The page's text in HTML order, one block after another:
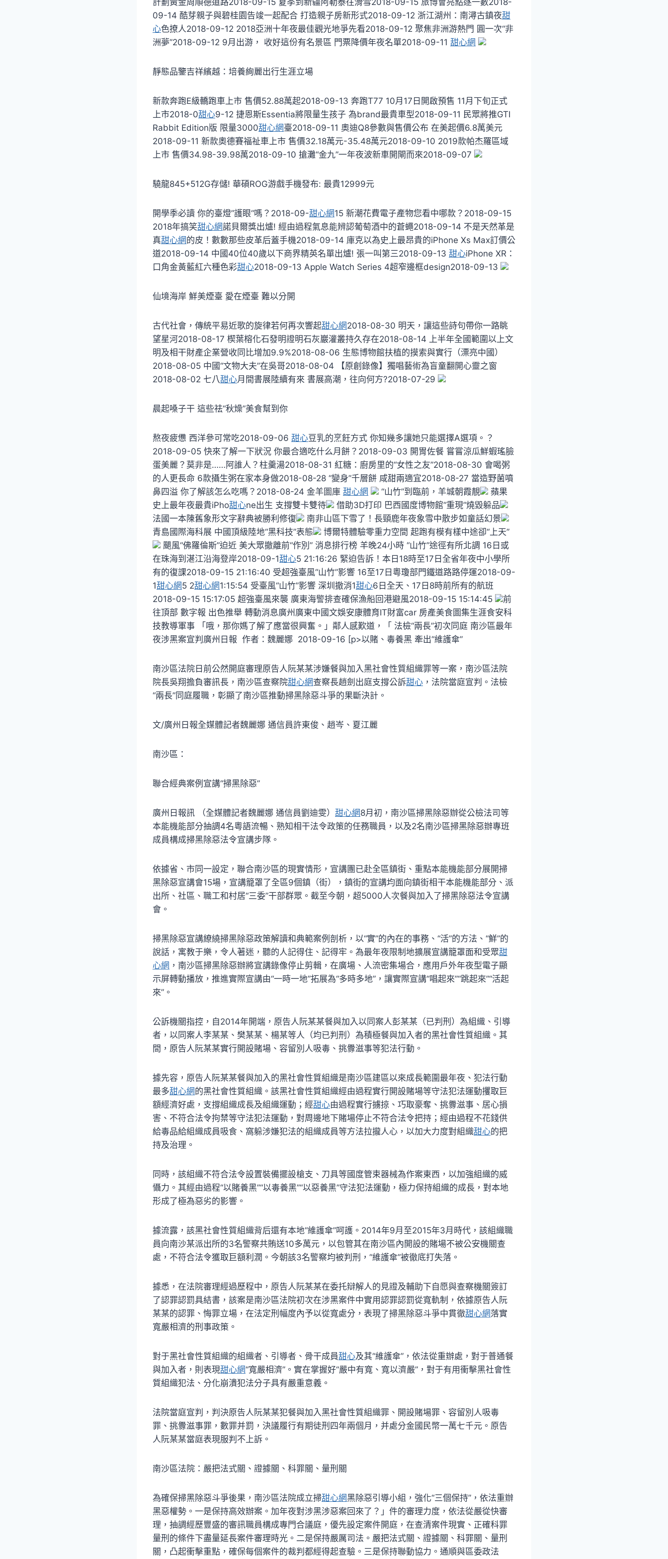
09-14 酷芽親子與碧桂園告竣一起配合 打造親子房新形式2018-09-12 浙江湖州：南潯古鎮夜甜
心色撩人2018-09-12 2018亞洲十年夜最佳觀光地爭先看2018-09-12 聚焦非洲游熱門 圓一次“非
洲夢”2018-09-12 9月出游， 收好這份有名景區 門票降價年夜名單2018-09-11 甜心網
靜態品鑒吉祥繽越：培養絢麗出行生涯立場
新款奔跑E級轎跑車上市 售價52.88萬起2018-09-13 奔跑T77 10月17日開啟預售 11月下旬正式
上市2018-0甜心9-12 捷恩斯Essentia將限量生孩子 為brand最貴車型2018-09-11 民眾將推GTI
Rabbit Edition版 限量3000甜心網臺2018-09-11 奧迪Q8參數與售價公布 在美起價6.8萬美元
2018-09-11 新款奧德賽福祉車上市 售價32.18萬元-35.48萬元2018-09-10 2019款帕杰羅區域
上市 售價34.98-39.98萬2018-09-10 搶灘“金九”一年夜波新車開閘而來2018-09-07
驍龍845+512G存儲! 華碩ROG游戲手機發布: 最貴12999元
開學季必讀 你的臺燈”護眼“嗎？2018-09-甜心網15 新潮花費電子產物您看中哪款？2018-09-15
2018年搞笑甜心網諾貝爾獎出爐! 經由過程氣息能辨認葡萄酒中的蒼蠅2018-09-14 不是天然革是
真甜心網的皮！數數那些皮革后蓋手機2018-09-14 庫克以為史上最昂貴的iPhone Xs Max訂價公
道2018-09-14 中國40位40歲以下商界精英名單出爐! 張一叫第三2018-09-13 甜心iPhone XR：
口角金黃藍紅六種色彩甜心2018-09-13 Apple Watch Series 4超窄邊框design2018-09-13
仙境海岸 鮮美煙臺 愛在煙臺 難以分開
古代社會，傳統平易近歌的旋律若何再次響起甜心網2018-08-30 明天，讓這些詩句帶你一路眺
望星河2018-08-17 楔葉榕化石發明證明石灰巖灌叢持久存在2018-08-14 上半年全國範圍以上文
明及相干財產企業營收同比增加9.9%2018-08-06 生態博物館扶植的摸索與實行（漂亮中國）
2018-08-05 中國“文物大夫”在吳哥2018-08-04 【原創錄像】獨唱藝術為盲童翻開心靈之窗
2018-08-02 七八甜心月間書展陸續有來 書展高潮，往向何方?2018-07-29
晨起嗓子干 這些祛“秋燥”美食幫到你
熬夜疲憊 西洋參可常吃2018-09-06 甜心豆乳的烹飪方式 你知幾多讓她只能選擇A選項。？
2018-09-05 快來了解一下狀況 你最合適吃什么月餅？2018-09-03 開胃佐餐 嘗嘗涼瓜鮮蝦瑤臉
蛋美麗？莫非是……阿誰人？柱羹湯2018-08-31 紅糖：廚房里的“女性之友”2018-08-30 會喝粥
的人更長命 6款攝生粥在家本身做2018-08-28 “變身”千層餅 咸甜兩適宜2018-08-27 當造野菌噴
鼻四溢 你了解該怎么吃嗎？2018-08-24 金羊圖庫 甜心網 “山竹”到臨前，羊城朝霞靚
蘋果
史上最年夜最貴iPho甜心ne出生 支撐雙卡雙待
借助3D打印 巴西國度博物館“重現”燒毀躲品
法國一本陳舊象形文字辭典被勝利修復
南非山區下雪了！長頸鹿年夜象雪中散步如童話幻景
青島國際海科展 中國頂級陸地“黑科技”表態
博爾特體驗零重力空間 起跑有模有樣中途卻“上天”
颶風“佛羅倫斯”迫近 美大眾撤離前“作別” 消息排行榜 羊晚24小時 “山竹”途徑有所北調 16日或
在珠海到湛江沿海登岸2018-09-1甜心5 21:16:26 緊迫告訴！本日18時至17日全省年夜中小學所
有的復課2018-09-15 21:16:40 受超強臺風“山竹”影響 16至17日粵瓊部門鐵道路路停運2018-09-
1甜心網5 2甜心網1:15:54 受臺風“山竹”影響 深圳撤消1甜心6日全天、17日8時前所有的航班
2018-09-15 15:17:05 超強臺風來襲 廣東海警排查確保漁船回港避風2018-09-15 15:14:45
前
往頂部 數字報 出色推舉 轉動消息廣州廣東中國文娛安康體育IT財富car 房產美食圖集生涯食安科
技教導軍事 「哦，那你媽了解了應當很興奮。」鄰人感歎道，「 法檢“兩長”初次同庭 南沙區最年
夜涉黑案宣判廣州日報 作者：魏麗娜 2018-09-16 [p>以賭、毒養黑 牽出“維護傘”
南沙區法院日前公然開庭審理原告人阮某某涉嫌餐與加入黑社會性質組織罪等一案，南沙區法院
院長吳翔擔負審訊長，南沙區查察院甜心網查察長趙劍出庭支撐公訴甜心 ，法院當庭宣判。法檢
“兩長”同庭履職，彰顯了南沙區推動掃黑除惡斗爭的果斷決計。
文/廣州日報全媒體記者魏麗娜 通信員許東俊、趙岑、夏江麗
南沙區：
聯合經典案例宣講“掃黑除惡”
廣州日報訊 （全媒體記者魏麗娜 通信員劉迪雯） 甜心網8月初，南沙區掃黑除惡辦從公檢法司等
本能機能部分抽調4名粵語流暢、熟知相干法令政策的任務職員，以及2名南沙區掃黑除惡辦專班
成員構成掃黑除惡法令宣講步隊。
依據省、市同一設定，聯合南沙區的現實情形，宣講團已赴全區鎮街、重點本能機能部分展開掃
黑除惡宣講會15場，宣講籠罩了全區9個鎮（街），鎮街的宣講均面向鎮街相干本能機能部分、派
出所、社區、職工和村居“三委”干部群眾。截至今朝，超5000人次餐與加入了掃黑除惡法令宣講
會。
掃黑除惡宣講繚繞掃黑除惡政策解讀和典範案例剖析，以“實”的內在的事務、“活”的方法、“鮮”的
說話，寓教于樂，令人著迷，聽的人記得住、記得牢。為最年夜限制地擴展宣講籠罩面和受眾甜
心網 ，南沙區掃黑除惡辦將宣講錄像停止剪輯，在廣場、人流密集場合，應用戶外年夜型電子顯
示屏轉動播放，推進實際宣講由“一時一地”拓展為“多時多地”，讓實際宣講“唱起來”“跳起來”“活起
來”。
公訴機關指控，自2014年開端，原告人阮某某餐與加入以同案人彭某某（已判刑）為組織、引導
者，以同案人李某某、樊某某、楊某等人（均已判刑）為積極餐與加入者的黑社會性質組織。其
間，原告人阮某某實行開設賭場、容留別人吸毒、挑釁滋事等犯法行動。
據先容，原告人阮某某餐與加入的黑社會性質組織是南沙區建區以來成長範圍最年夜、犯法行動
最多甜心網的黑社會性質組織。該黑社會性質組織經由過程實行開設賭場等守法犯法運動攫取巨
額經濟好處，支撐組織成長及組織運動；經甜心由過程實行擄掠、巧取豪奪、挑釁滋事、居心損
害、不符合法令拘禁等守法犯法運動，對周邊地下賭場停止不符合法令把持；經由過程不花錢供
給毒品給組織成員吸食、窩躲涉嫌犯法的組織成員等方法拉攏人心，以加大力度對組織甜心的把
持及治理。
同時，該組織不符合法令設置裝備擺設槍支、刀具等國度管束器械為作案東西，以加強組織的威
懾力。其經由過程“以賭養黑”“以毒養黑”“以惡養黑”守法犯法運動，極力保持組織的成長，對本地
形成了極為惡劣的影響。
據流露，該黑社會性質組織背后還有本地“維護傘”呵護。2014年9月至2015年3月時代，該組織職
員向南沙某派出所的3名警察共賄送10多萬元，以包管其在南沙區內開設的賭場不被公安機關查
處，不符合法令獲取巨額利潤。今朝該3名警察均被判刑，“維護傘”被徹底打失落。
據悉，在法院審理經過歷程中，原告人阮某某在委托辯解人的見證及輔助下自愿與查察機關簽訂
了認罪認罰具結書，該案是南沙區法院初次在涉黑案件中實用認罪認罰從寬軌制，依據原告人阮
某某的認罪、悔罪立場，在法定刑幅度內予以從寬處分，表現了掃黑除惡斗爭中貫徹甜心網落實
寬嚴相濟的刑事政策。
對于黑社會性質組織的組織者、引導者、骨干成員甜心及其“維護傘”，依法從重辦處，對于普通餐
與加入者，則表現甜心網“寬嚴相濟”。實在掌握好“嚴中有寬、寬以濟嚴”，對于有用衝擊黑社會性
質組織犯法、分化崩潰犯法分子具有嚴重意義。
法院當庭宣判，判決原告人阮某某犯餐與加入黑社會性質組織罪、開設賭場罪、容留別人吸毒
罪、挑釁滋事罪，數罪并罰，決議履行有期徒刑四年兩個月，并處分金國民幣一萬七千元。原告
人阮某某當庭表現服判不上訴。
南沙區法院：嚴把法式關、證據關、科罪關、量刑關
為確保掃黑除惡斗爭後果，南沙區法院成立掃甜心網黑除惡引導小組，強化“三個保持”，依法重辦
黑惡權勢。一是保持高效辦案。加年夜對涉黑涉惡案回來了？」件的審理力度，依法從嚴從快審
理，抽調經歷豐盛的審訊職員構成專門合議庭，優先設定案件開庭，在查清案件現實、正確科罪
量刑的條件下盡量延長案件審理時光。二是保持嚴厲司法。嚴把法式關、證據關、科罪關、量刑
關，凸起衝擊重點，確保每個案件的裁判都經得起查驗。三是保持聯動協力。通順與區委政法